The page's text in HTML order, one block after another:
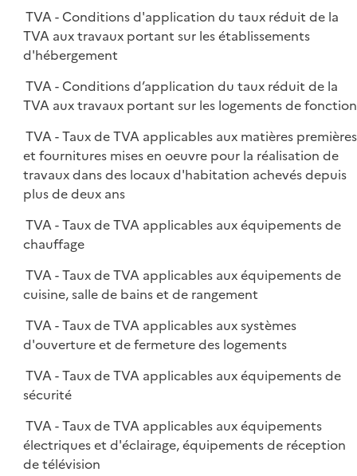
TVA - Conditions d'application du taux réduit de la
TVA aux travaux portant sur les établissements
d'hébergement
TVA - Conditions d’application du taux réduit de la
TVA aux travaux portant sur les logements de fonction
TVA - Taux de TVA applicables aux matières premières
et fournitures mises en oeuvre pour la réalisation de
travaux dans des locaux d'habitation achevés depuis
plus de deux ans
TVA - Taux de TVA applicables aux équipements de
chauffage
TVA - Taux de TVA applicables aux équipements de
cuisine, salle de bains et de rangement
TVA - Taux de TVA applicables aux systèmes
d'ouverture et de fermeture des logements
TVA - Taux de TVA applicables aux équipements de
sécurité
TVA - Taux de TVA applicables aux équipements
électriques et d'éclairage, équipements de réception
de télévision